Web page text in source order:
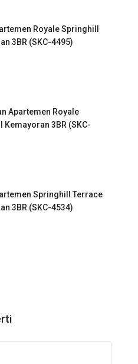
Royale Springhill
3BR (SKC-4495)
Apartemen Royale
Kemayoran 3BR (SKC-
Springhill Terrace
3BR (SKC-4534)